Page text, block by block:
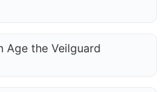
Age the Veilguard